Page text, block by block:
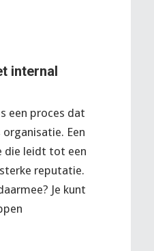
internal
een proces dat
Een
die leidt tot een
reputatie.
Je kunt